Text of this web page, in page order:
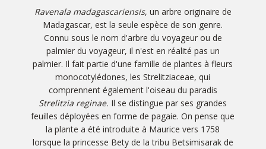
Ravenala madagascariensis, un arbre originaire de
Madagascar, est la seule espèce de son genre.
Connu sous le nom d'arbre du voyageur ou de
palmier du voyageur, il n'est en réalité pas un
palmier. Il fait partie d'une famille de plantes à fleurs
monocotylédones, les Strelitziaceae, qui
comprennent également l'oiseau du paradis
Strelitzia reginae. Il se distingue par ses grandes
feuilles déployées en forme de pagaie. On pense que
la plante a été introduite à Maurice vers 1758
lorsque la princesse Bety de la tribu Betsimisarak de